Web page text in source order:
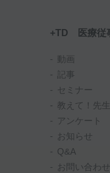
+TD 医療従
動画
記事
セミナー
教えて！先生
アンケート
お知らせ
Q&A
お問い合わせ